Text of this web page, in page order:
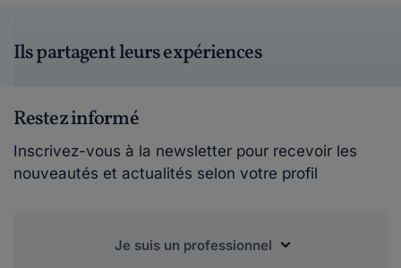
Ils partagent leurs expériences
Restez informé
Inscrivez-vous à la newsletter pour recevoir les
nouveautés et actualités selon votre profil